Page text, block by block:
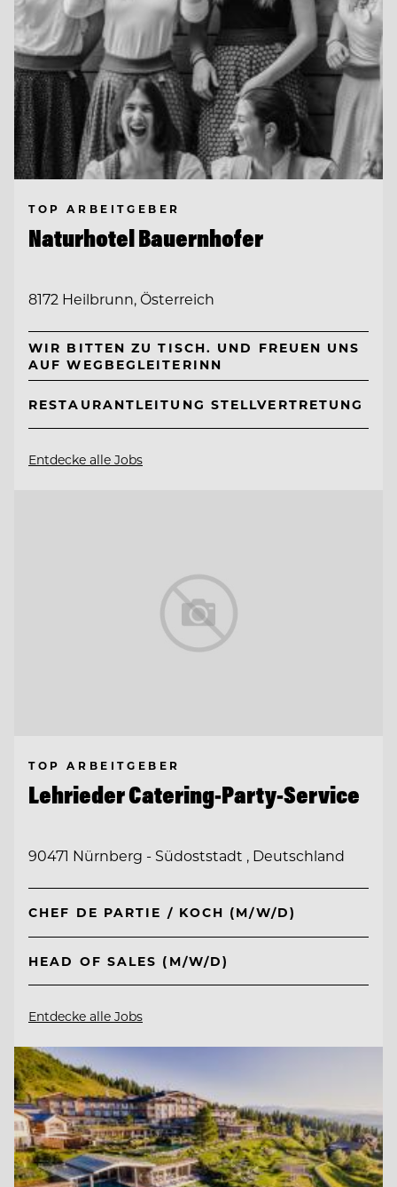
TOP ARBEITGEBER
Naturhotel Bauernhofer
8172 Heilbrunn, Österreich
WIR BITTEN ZU TISCH. UND FREUEN UNS
AUF WEGBEGLEITERINN
RESTAURANTLEITUNG STELLVERTRETUNG
Entdecke alle Jobs
TOP ARBEITGEBER
Lehrieder Catering-Party-Service
90471 Nürnberg - Südoststadt , Deutschland
CHEF DE PARTIE / KOCH (M/W/D)
HEAD OF SALES (M/W/D)
Entdecke alle Jobs